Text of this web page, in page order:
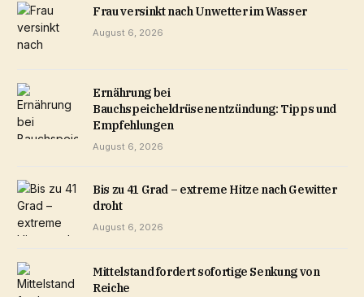
Frau versinkt nach Unwetter im Wasser
August 6, 2026
Ernährung bei
Bauchspeicheldrüsenentzündung: Tipps und
Empfehlungen
August 6, 2026
Bis zu 41 Grad – extreme Hitze nach Gewitter
droht
August 6, 2026
Mittelstand fordert sofortige Senkung von
Reiche